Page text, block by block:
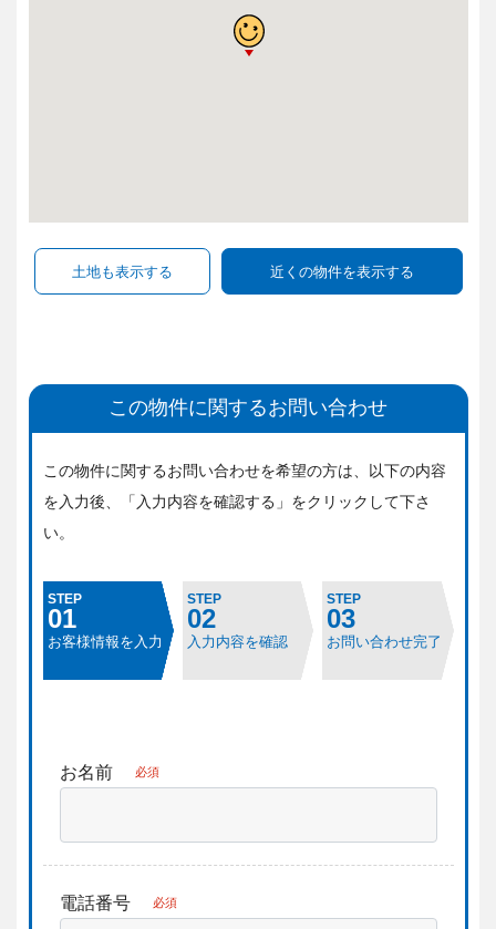
この物件に関するお問い合わせ
この物件に関するお問い合わせを希望の方は、 以下の内容
を入力後、「入力内容を確認する」をクリックして下さ
い。
STEP
01
お客様情報を入力
STEP
02
入力内容を確認
STEP
03
お問い合わせ完了
お名前 必須
電話番号 必須